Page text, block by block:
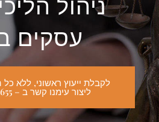
ניהול
עסקים
לקבלת ייעוץ ראשוני, ללא כל
ליצור עימנו קשר ב – 072-3341655